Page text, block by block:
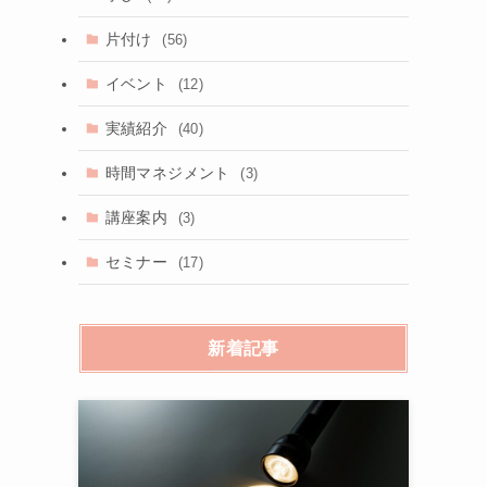
片付け (56)
イベント (12)
実績紹介 (40)
時間マネジメント (3)
講座案内 (3)
セミナー (17)
新着記事